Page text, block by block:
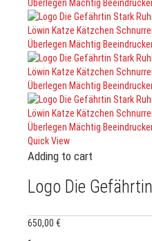
Quick View
Adding to cart
Logo Die Gefährtin
650,00 €